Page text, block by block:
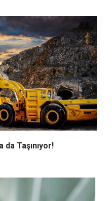
Taşınıyor!